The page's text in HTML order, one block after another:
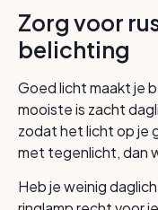
Zorg voor
belichting
Goed licht maakt je
mooiste is zacht
zodat het licht op je
met tegenlicht, dan
Heb je weinig